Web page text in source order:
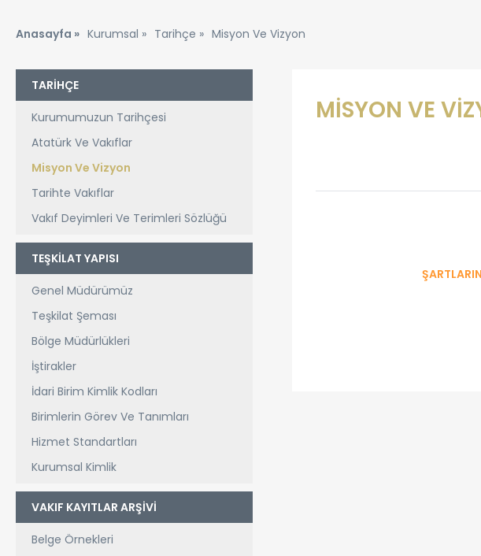
Anasayfa » Kurumsal » Tarihçe » Misyon Ve Vizyon
TARİHÇE
Kurumumuzun Tarihçesi
Atatürk Ve Vakıflar
Misyon Ve Vizyon
Tarihte Vakıflar
Vakıf Deyimleri Ve Terimleri Sözlüğü
TEŞKİLAT YAPISI
Genel Müdürümüz
Teşkilat Şeması
Bölge Müdürlükleri
İştirakler
İdari Birim Kimlik Kodları
Birimlerin Görev Ve Tanımları
Hizmet Standartları
Kurumsal Kimlik
VAKIF KAYITLAR ARŞİVİ
Belge Örnekleri
MİSYON VE